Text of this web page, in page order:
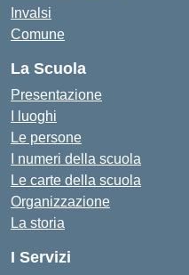
Invalsi
Comune
La Scuola
Presentazione
I luoghi
Le persone
I numeri della scuola
Le carte della scuola
Organizzazione
La storia
I Servizi